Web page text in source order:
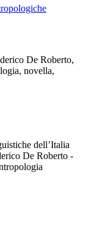
De Roberto,
novella,
dell’Italia
De Roberto -